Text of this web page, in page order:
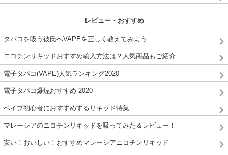
レビュー・おすすめ
タバコを吸う彼氏へVAPEを正しく教えてみよう
ニコチンリキッドおすすめ輸入方法は？人気商品もご紹介
電子タバコ(VAPE)人気ランキング2020
電子タバコ爆煙おすすめ 2020
ベイプ初心者におすすめするリキッド特集
マレーシアのニコチンリキッドを吸ってみた＆レビュー！
安い！おいしい！おすすめマレーシアニコチンリキッド